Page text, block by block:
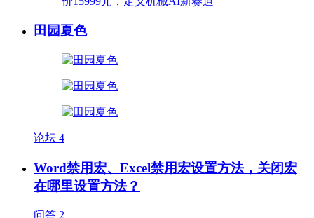
田园夏色
论坛 4
Word禁用宏、Excel禁用宏设置方法，关闭宏
在哪里设置方法？
问答 2